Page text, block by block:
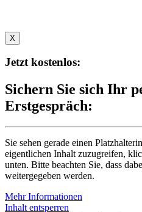
X
Jetzt kostenlos:
Sichern Sie sich Ihr
Erstgespräch:
Sie sehen gerade einen
eigentlichen Inhalt zuzugreifen,
unten. Bitte beachten Sie, dass
weitergegeben werden.
Mehr Informationen
Inhalt entsperren